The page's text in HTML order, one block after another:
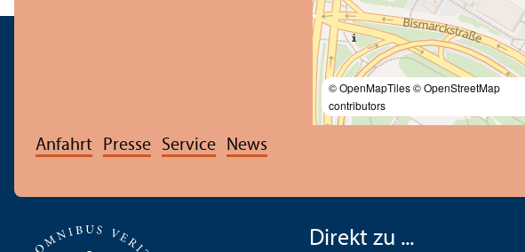
© OpenMapTiles© OpenStreetMap
contributors
Anfahrt Presse Service News
Direkt zu ...